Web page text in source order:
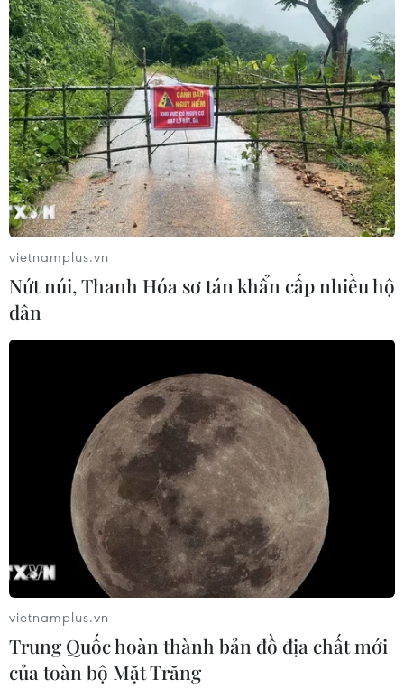
vietnamplus.vn
Nứt núi, Thanh Hóa sơ tán khẩn cấp nhiều hộ
dân
vietnamplus.vn
Trung Quốc hoàn thành bản đồ địa chất mới
của toàn bộ Mặt Trăng